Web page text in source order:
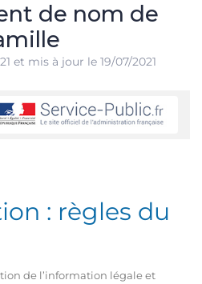
de nom de
et mis à jour le 19/07/2021
: règles du
de l’information légale et